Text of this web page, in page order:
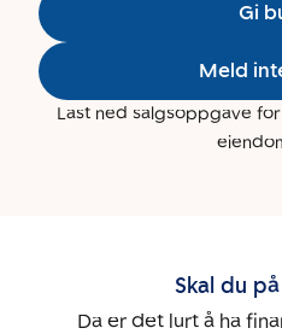
Gi
Meld
Last ned salgsoppgave
Skal du
Da er det lurt å ha